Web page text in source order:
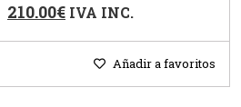
210.00€ IVA INC.
Añadir a favoritos